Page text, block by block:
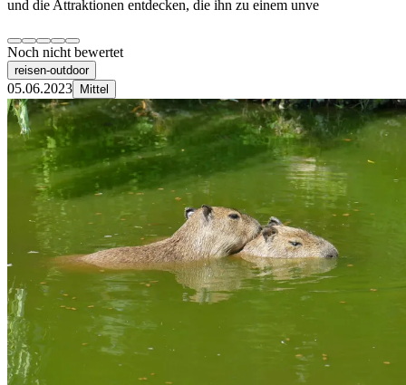
und die Attraktionen entdecken, die ihn zu einem unve
Noch nicht bewertet
reisen-outdoor
05.06.2023 Mittel